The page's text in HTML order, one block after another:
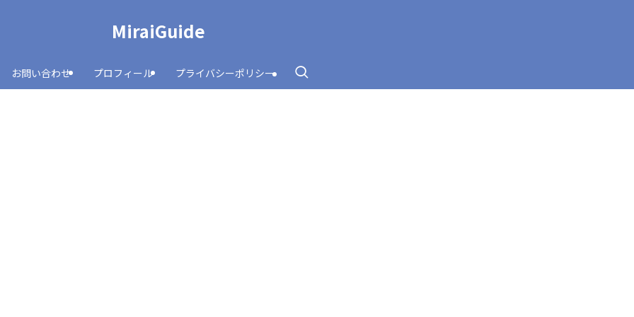
MiraiGuide
お問い合わせ プロフィール プライバシーポリシー